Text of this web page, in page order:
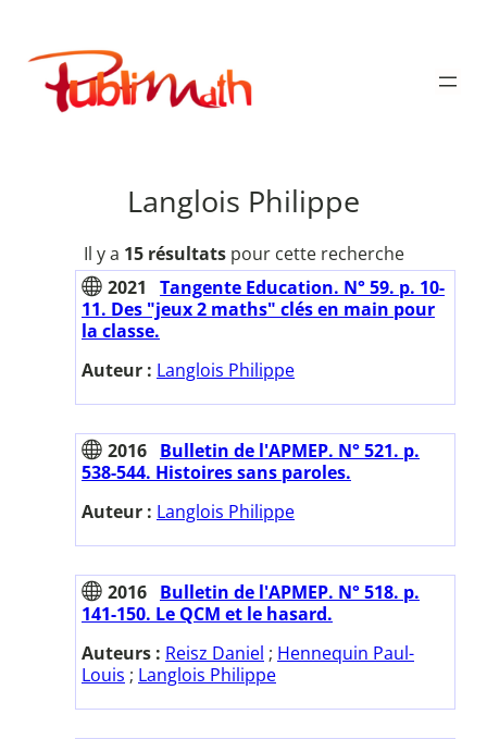
contenu
Publimath
Langlois Philippe
Il y a 15 résultatspour cette recherche
2021
Tangente Education. N° 59. p. 10-
11. Des "jeux 2 maths" clés en main pour
la classe.
Auteur : Langlois Philippe
2016 Bulletin de l'APMEP. N° 521. p.
538-544. Histoires sans paroles.
Auteur : Langlois Philippe
2016 Bulletin de l'APMEP. N° 518. p.
141-150. Le QCM et le hasard.
Auteurs : Reisz Daniel ; Hennequin Paul-
Louis ; Langlois Philippe